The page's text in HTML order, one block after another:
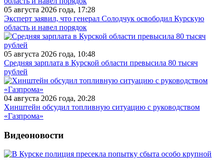
05 августа 2026 года, 17:28
Эксперт заявил, что генерал Солодчук освободил Курскую
область и навел порядок
05 августа 2026 года, 10:48
Средняя зарплата в Курской области превысила 80 тысяч
рублей
04 августа 2026 года, 20:28
Хинштейн обсудил топливную ситуацию с руководством
«Газпрома»
Видеоновости